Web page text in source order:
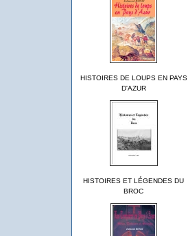
HISTOIRES DE LOUPS EN PAYS
D'AZUR
HISTOIRES ET LÉGENDES DU
BROC